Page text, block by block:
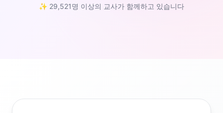
✨ 29,521명 이상의 교사가 함께하고 있습니다